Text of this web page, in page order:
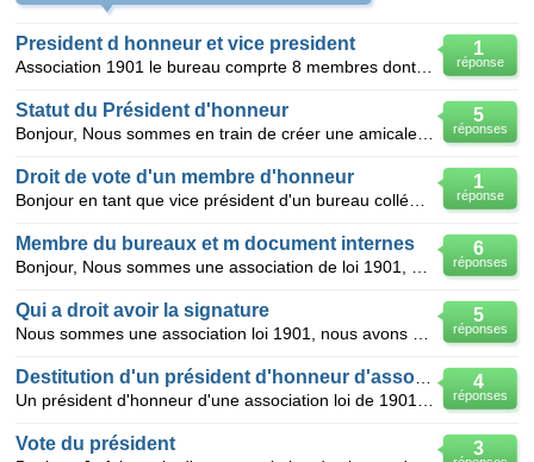
1
réponse
President d honneur et vice president
5
réponses
Statut du Président d'honneur
1
réponse
Droit de vote d'un membre d'honneur
6
réponses
Membre du bureaux et m document internes
5
réponses
Qui a droit avoir la signature
4
réponses
3
Vote du président